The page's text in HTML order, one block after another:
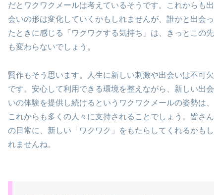
だとワクワクメールは考えているそうです。これからも出
会いの形は変化していくかもしれませんが、誰かと出会っ
たときに感じる「ワクワクする気持ち」は、きっとこの先
も変わらないでしょう。
賢作もそう思います。人生に新しい刺激や出会いは不可欠
です。安心して利用できる環境を整えながら、新しい出会
いの体験を提供し続けるというワクワクメールの姿勢は、
これからも多くの人々に支持されることでしょう。皆さん
の日常に、新しい「ワクワク」をもたらしてくれるかもし
れませんね。